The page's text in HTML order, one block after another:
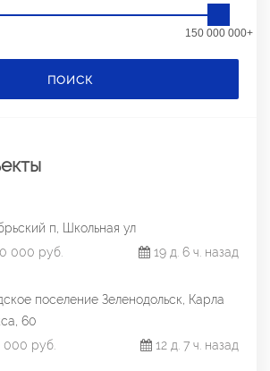
150 000 000+
ПОИСК
п, Школьная ул
000 руб.
19 д. 6 ч. назад
поселение Зеленодольск, Карла
60
000 руб.
12 д. 7 ч. назад